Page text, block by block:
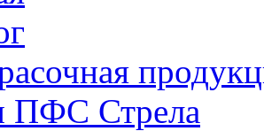
ПФС Стрела